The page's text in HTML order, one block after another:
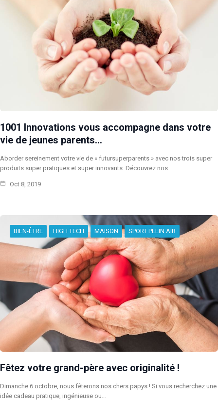
1001 Innovations vous accompagne dans votre
vie de jeunes parents…
Aborder sereinement votre vie de « futursuperparents » avec nos trois super
produits super pratiques et super innovants. Découvrez nos…
Oct 8, 2019
BIEN-ÊTRE HIGH TECH MAISON SPORT PLEIN AIR
Fêtez votre grand-père avec originalité !
Dimanche 6 octobre, nous fêterons nos chers papys ! Si vous recherchez une
idée cadeau pratique, ingénieuse ou…